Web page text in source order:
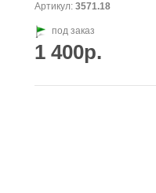
Артикул: 3571.18
под заказ
1 400р.